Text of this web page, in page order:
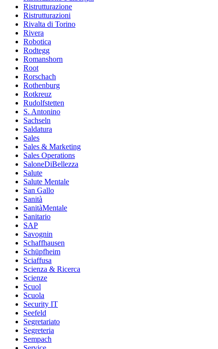
Ristrutturazione
Ristrutturazioni
Rivalta di Torino
Rivera
Robotica
Rodtegg
Romanshorn
Root
Rorschach
Rothenburg
Rotkreuz
Rudolfstetten
S. Antonino
Sachseln
Saldatura
Sales
Sales & Marketing
Sales Operations
SaloneDiBellezza
Salute
Salute Mentale
San Gallo
Sanità
SanitàMentale
Sanitario
SAP
Savognin
Schaffhausen
Schüpfheim
Sciaffusa
Scienza & Ricerca
Scienze
Scuol
Scuola
Security IT
Seefeld
Segretariato
Segreteria
Sempach